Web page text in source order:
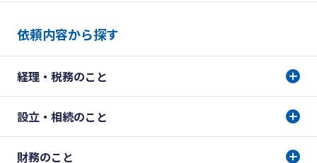
依頼内容から探す
経理・税務のこと
設立・相続のこと
財務のこと